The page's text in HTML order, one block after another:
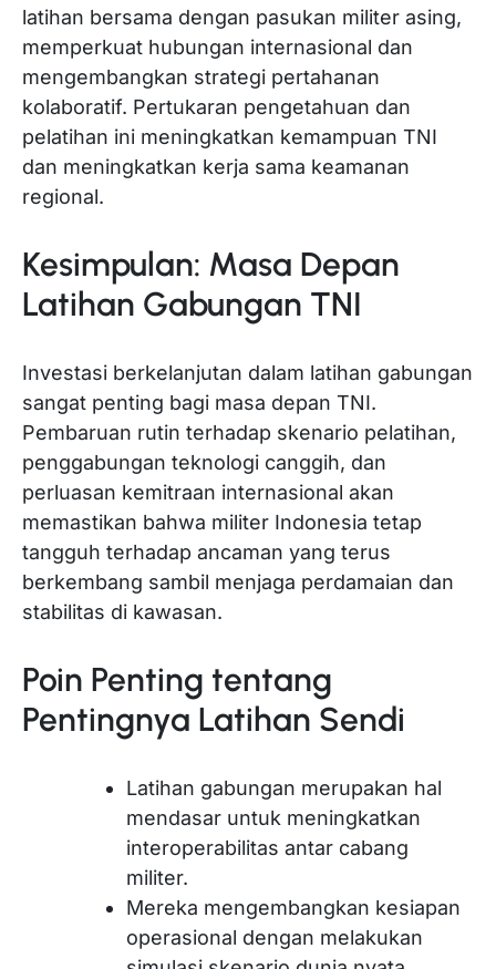
latihan bersama dengan pasukan militer asing,
memperkuat hubungan internasional dan
mengembangkan strategi pertahanan
kolaboratif. Pertukaran pengetahuan dan
pelatihan ini meningkatkan kemampuan TNI
dan meningkatkan kerja sama keamanan
regional.
Kesimpulan: Masa Depan
Latihan Gabungan TNI
Investasi berkelanjutan dalam latihan gabungan
sangat penting bagi masa depan TNI.
Pembaruan rutin terhadap skenario pelatihan,
penggabungan teknologi canggih, dan
perluasan kemitraan internasional akan
memastikan bahwa militer Indonesia tetap
tangguh terhadap ancaman yang terus
berkembang sambil menjaga perdamaian dan
stabilitas di kawasan.
Poin Penting tentang
Pentingnya Latihan Sendi
Latihan gabungan merupakan hal
mendasar untuk meningkatkan
interoperabilitas antar cabang
militer.
Mereka mengembangkan kesiapan
operasional dengan melakukan